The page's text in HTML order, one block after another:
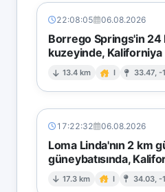
22:08:05 06.08.2026
Borrego Springs'in 24
kuzeyinde, Kaliforniya
13.4 km I 33.47, -
17:22:32 06.08.2026
Loma Linda'nın 2 km
güneybatısında,
17.3 km I 34.03, -